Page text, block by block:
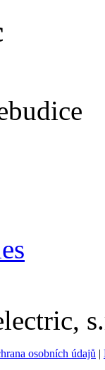
osobních údajů |